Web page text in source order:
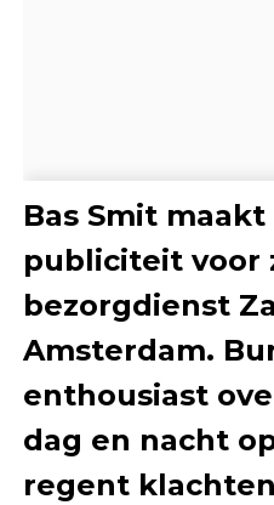
Bas Smit
publiciteit voor
bezorgdienst
Amsterdam.
enthousiast
dag en nacht
regent